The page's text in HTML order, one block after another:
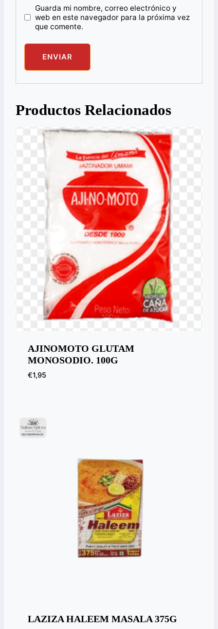
Guarda mi nombre, correo electrónico y
web en este navegador para la próxima vez
que comente.
Productos Relacionados
AJINOMOTO GLUTAM
MONOSODIO. 100G
€1,95
LAZIZA HALEEM MASALA 375G